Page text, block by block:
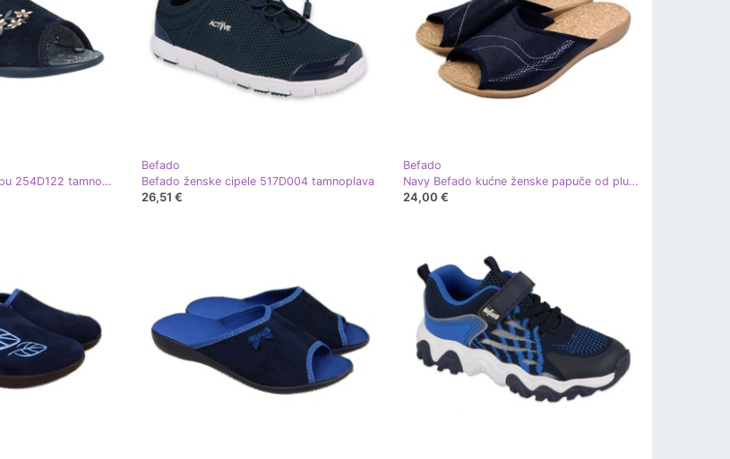
Befado ženske cipele pu 254D122 tamnoplava
Befado
Befado ženske cipele 517D004 tamnoplava
26,51 €
Befado
Navy Befado kućne ženske papuče od pluta tamnoplava
24,00 €